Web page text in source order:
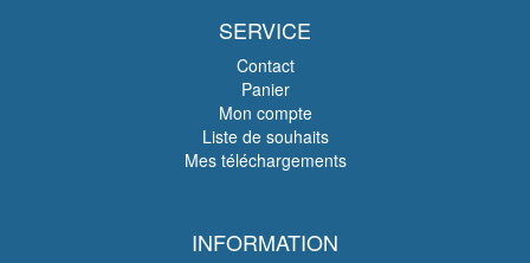
SERVICE
Contact
Panier
Mon compte
Liste de souhaits
Mes téléchargements
INFORMATION